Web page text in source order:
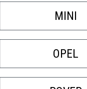
MINI
OPEL